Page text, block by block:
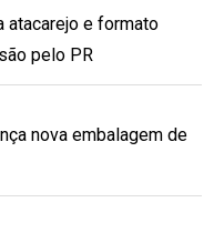
atacarejo e formato
pelo PR
nova embalagem de